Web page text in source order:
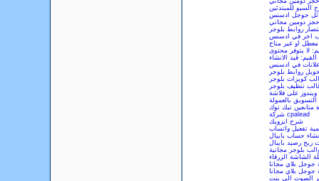
السيو للمبتدئين
جوجل ادسنس
حجز دومين مجاني
روابط بلوجر
اخر في ادسنس
او غير متاح
لا يتوفر محتوى
قيد الانشاء
في ادسنس
روابط بلوجر
كويزات بلوجر
تنظيف بلوجر
على فلاشة
بالعمولة
متابعين تيك توك
شركة cpalead
شرح ايزويك
تفعيل واتساب
حساب بايبال
ربح رصيد بايبال
بلوجر مجانية
الشاشة الزرقاء
جوجل بلاي مجانا
جوجل بلاي مجانا
الصوت الى بنت